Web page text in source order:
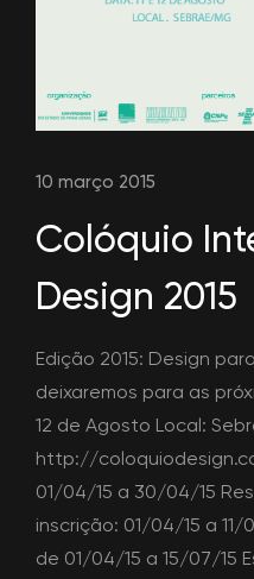
10 março 2015
Colóquio
Design 2015
Edição 2015: Design
deixaremos para as
12 de Agosto Local:
http://
01/04/15 a 30/04/15
inscrição: 01/04/15 a 11/
de 01/04/15 a 15/07/15